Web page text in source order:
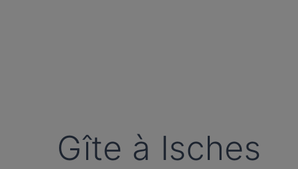
Gîte à Isches